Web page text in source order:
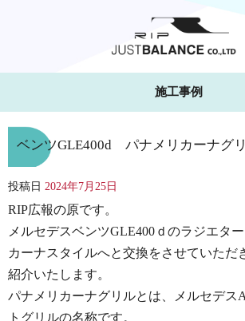
施工事例
ベンツGLE400d パナメリカーナグ
投稿日 2024年7月25日
RIP広報の原です。
メルセデスベンツGLE400ｄのラジエタ
カーナスタイルへと交換をさせていただ
紹介いたします。
パナメリカーナグリルとは、メルセデス
トグリルの名称です。